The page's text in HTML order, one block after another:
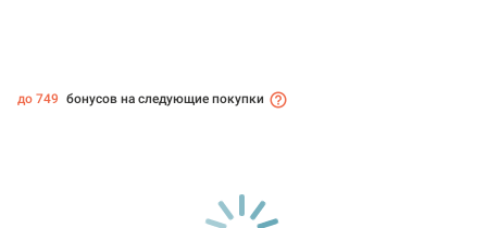
до 749 бонусов на следующие покупки